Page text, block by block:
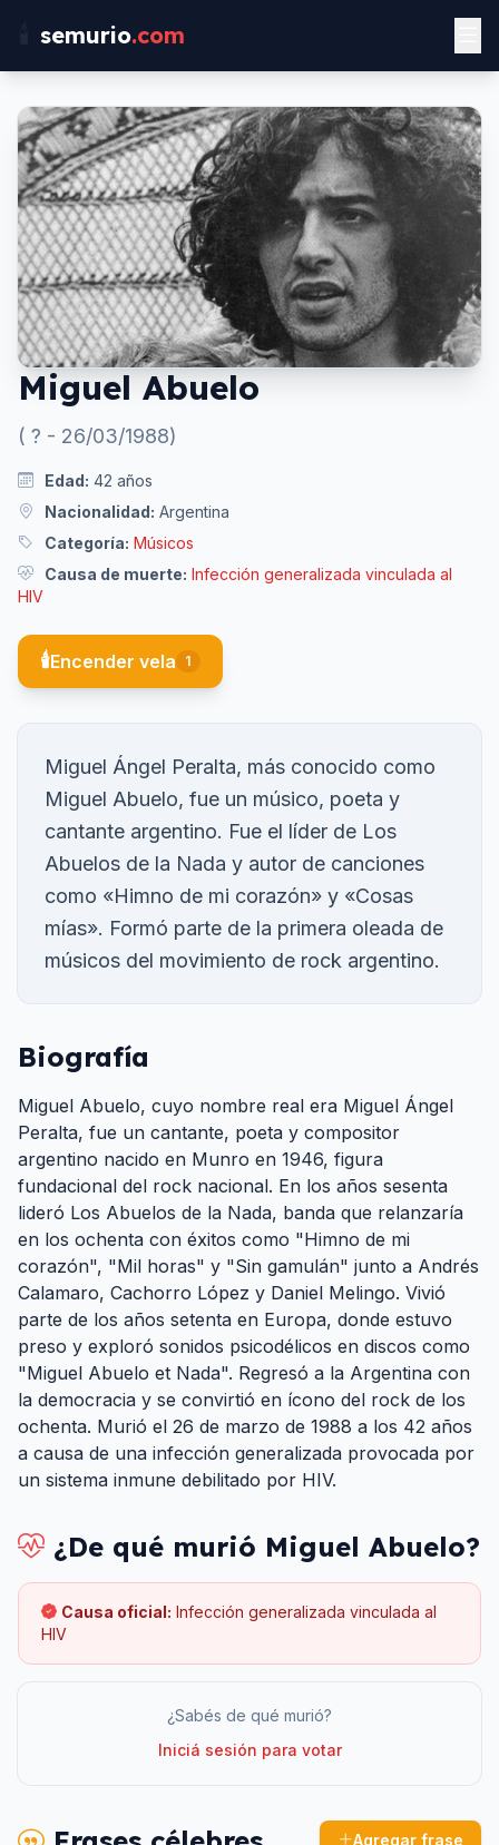
semurio.com
Miguel Abuelo
( ? - 26/03/1988)
Edad: 42 años
Nacionalidad: Argentina
Categoría: Músicos
Causa de muerte: Infección generalizada vinculada al
HIV
🕯️Encender vela 1
Miguel Ángel Peralta, más conocido como
Miguel Abuelo, fue un músico, poeta y
cantante argentino. Fue el líder de Los
Abuelos de la Nada y autor de canciones
como «Himno de mi corazón» y «Cosas
mías». Formó parte de la primera oleada de
músicos del movimiento de rock argentino.
Biografía
Miguel Abuelo, cuyo nombre real era Miguel Ángel
Peralta, fue un cantante, poeta y compositor
argentino nacido en Munro en 1946, figura
fundacional del rock nacional. En los años sesenta
lideró Los Abuelos de la Nada, banda que relanzaría
en los ochenta con éxitos como "Himno de mi
corazón", "Mil horas" y "Sin gamulán" junto a Andrés
Calamaro, Cachorro López y Daniel Melingo. Vivió
parte de los años setenta en Europa, donde estuvo
preso y exploró sonidos psicodélicos en discos como
"Miguel Abuelo et Nada". Regresó a la Argentina con
la democracia y se convirtió en ícono del rock de los
ochenta. Murió el 26 de marzo de 1988 a los 42 años
a causa de una infección generalizada provocada por
un sistema inmune debilitado por HIV.
¿De qué murió Miguel Abuelo?
Causa oficial: Infección generalizada vinculada al
HIV
¿Sabés de qué murió?
Iniciá sesión para votar
Agregar frase